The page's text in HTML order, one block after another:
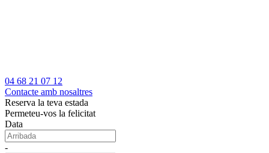
04 68 21 07 12
Contacte amb nosaltres
Reserva la teva estada
Permeteu-vos la felicitat
Data
-